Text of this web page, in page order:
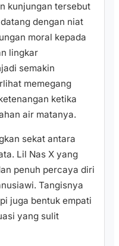
kunjungan tersebut
dengan niat
moral kepada
lingkar
semakin
memegang
ketika
air matanya.
sekat antara
Lil Nas X yang
penuh percaya diri
Tangisnya
juga bentuk empati
yang sulit